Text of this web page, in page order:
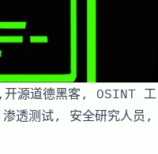
源道德黑客, OSINT 工
透测试, 安全研究人员,